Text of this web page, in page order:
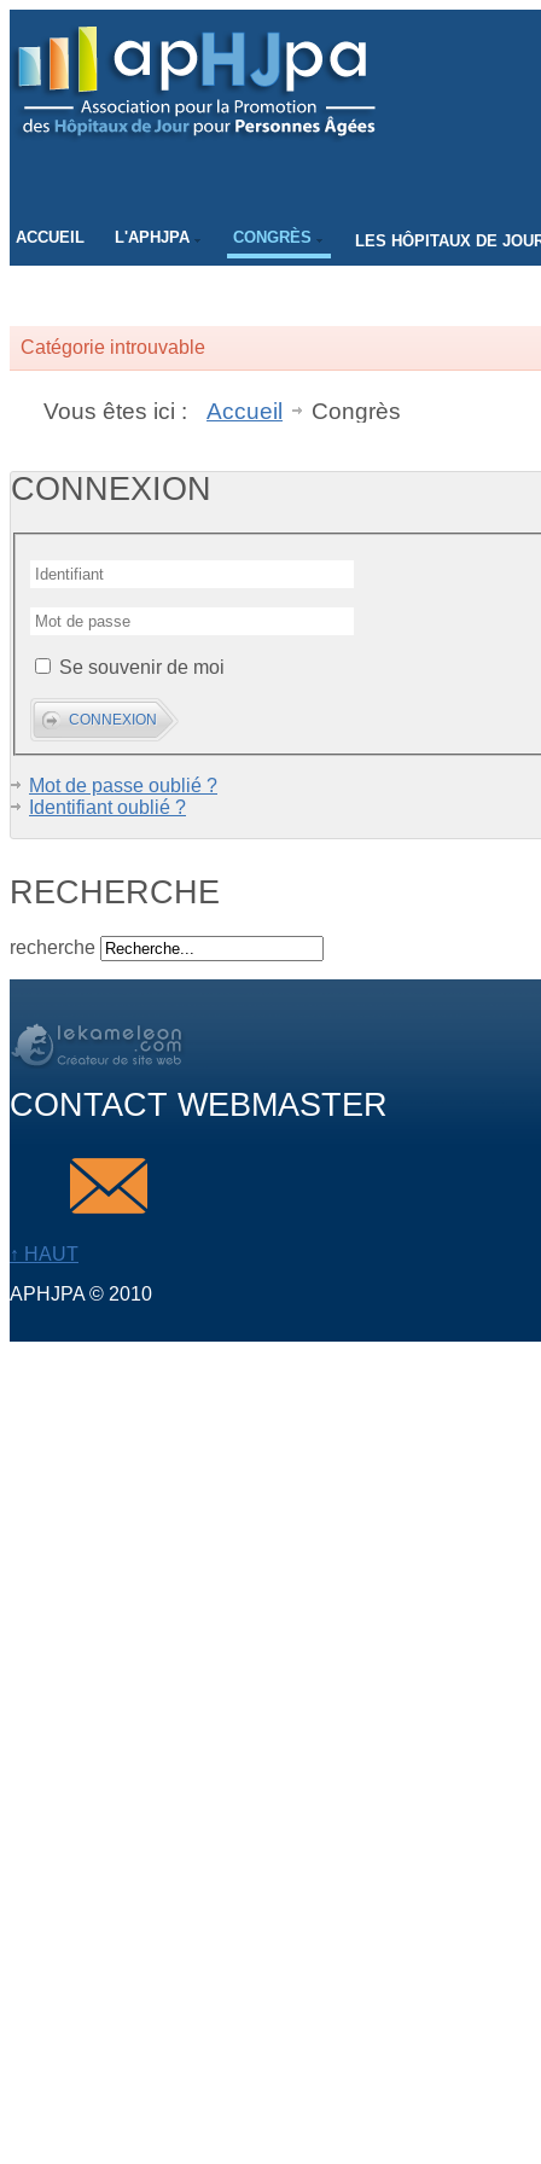
ACCUEIL L'APHJPA CONGRÈS LES HÔPITAUX DE
Catégorie introuvable
Vous êtes ici : Accueil Congrès
CONNEXION
Se souvenir de moi
Mot de passe oublié ?
Identifiant oublié ?
RECHERCHE
recherche
CONTACT WEBMASTER
↑ HAUT
APHJPA © 2010